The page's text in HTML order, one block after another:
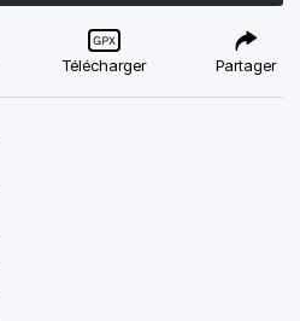
Télécharger Partager